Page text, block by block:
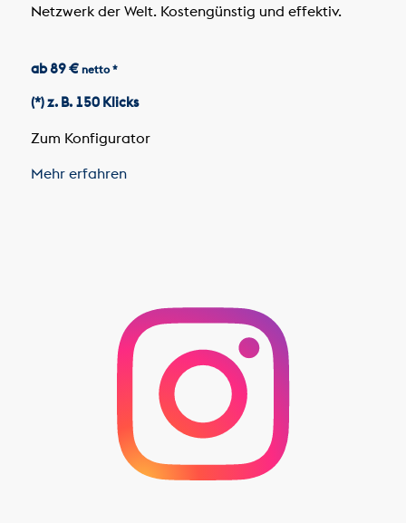
Netzwerk der Welt. Kostengünstig und effektiv.
ab 89 € netto *
(*) z. B. 150 Klicks
Zum Konfigurator
Mehr erfahren